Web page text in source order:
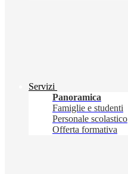
Servizi
Panoramica
Famiglie e studenti
Personale scolastico
Offerta formativa